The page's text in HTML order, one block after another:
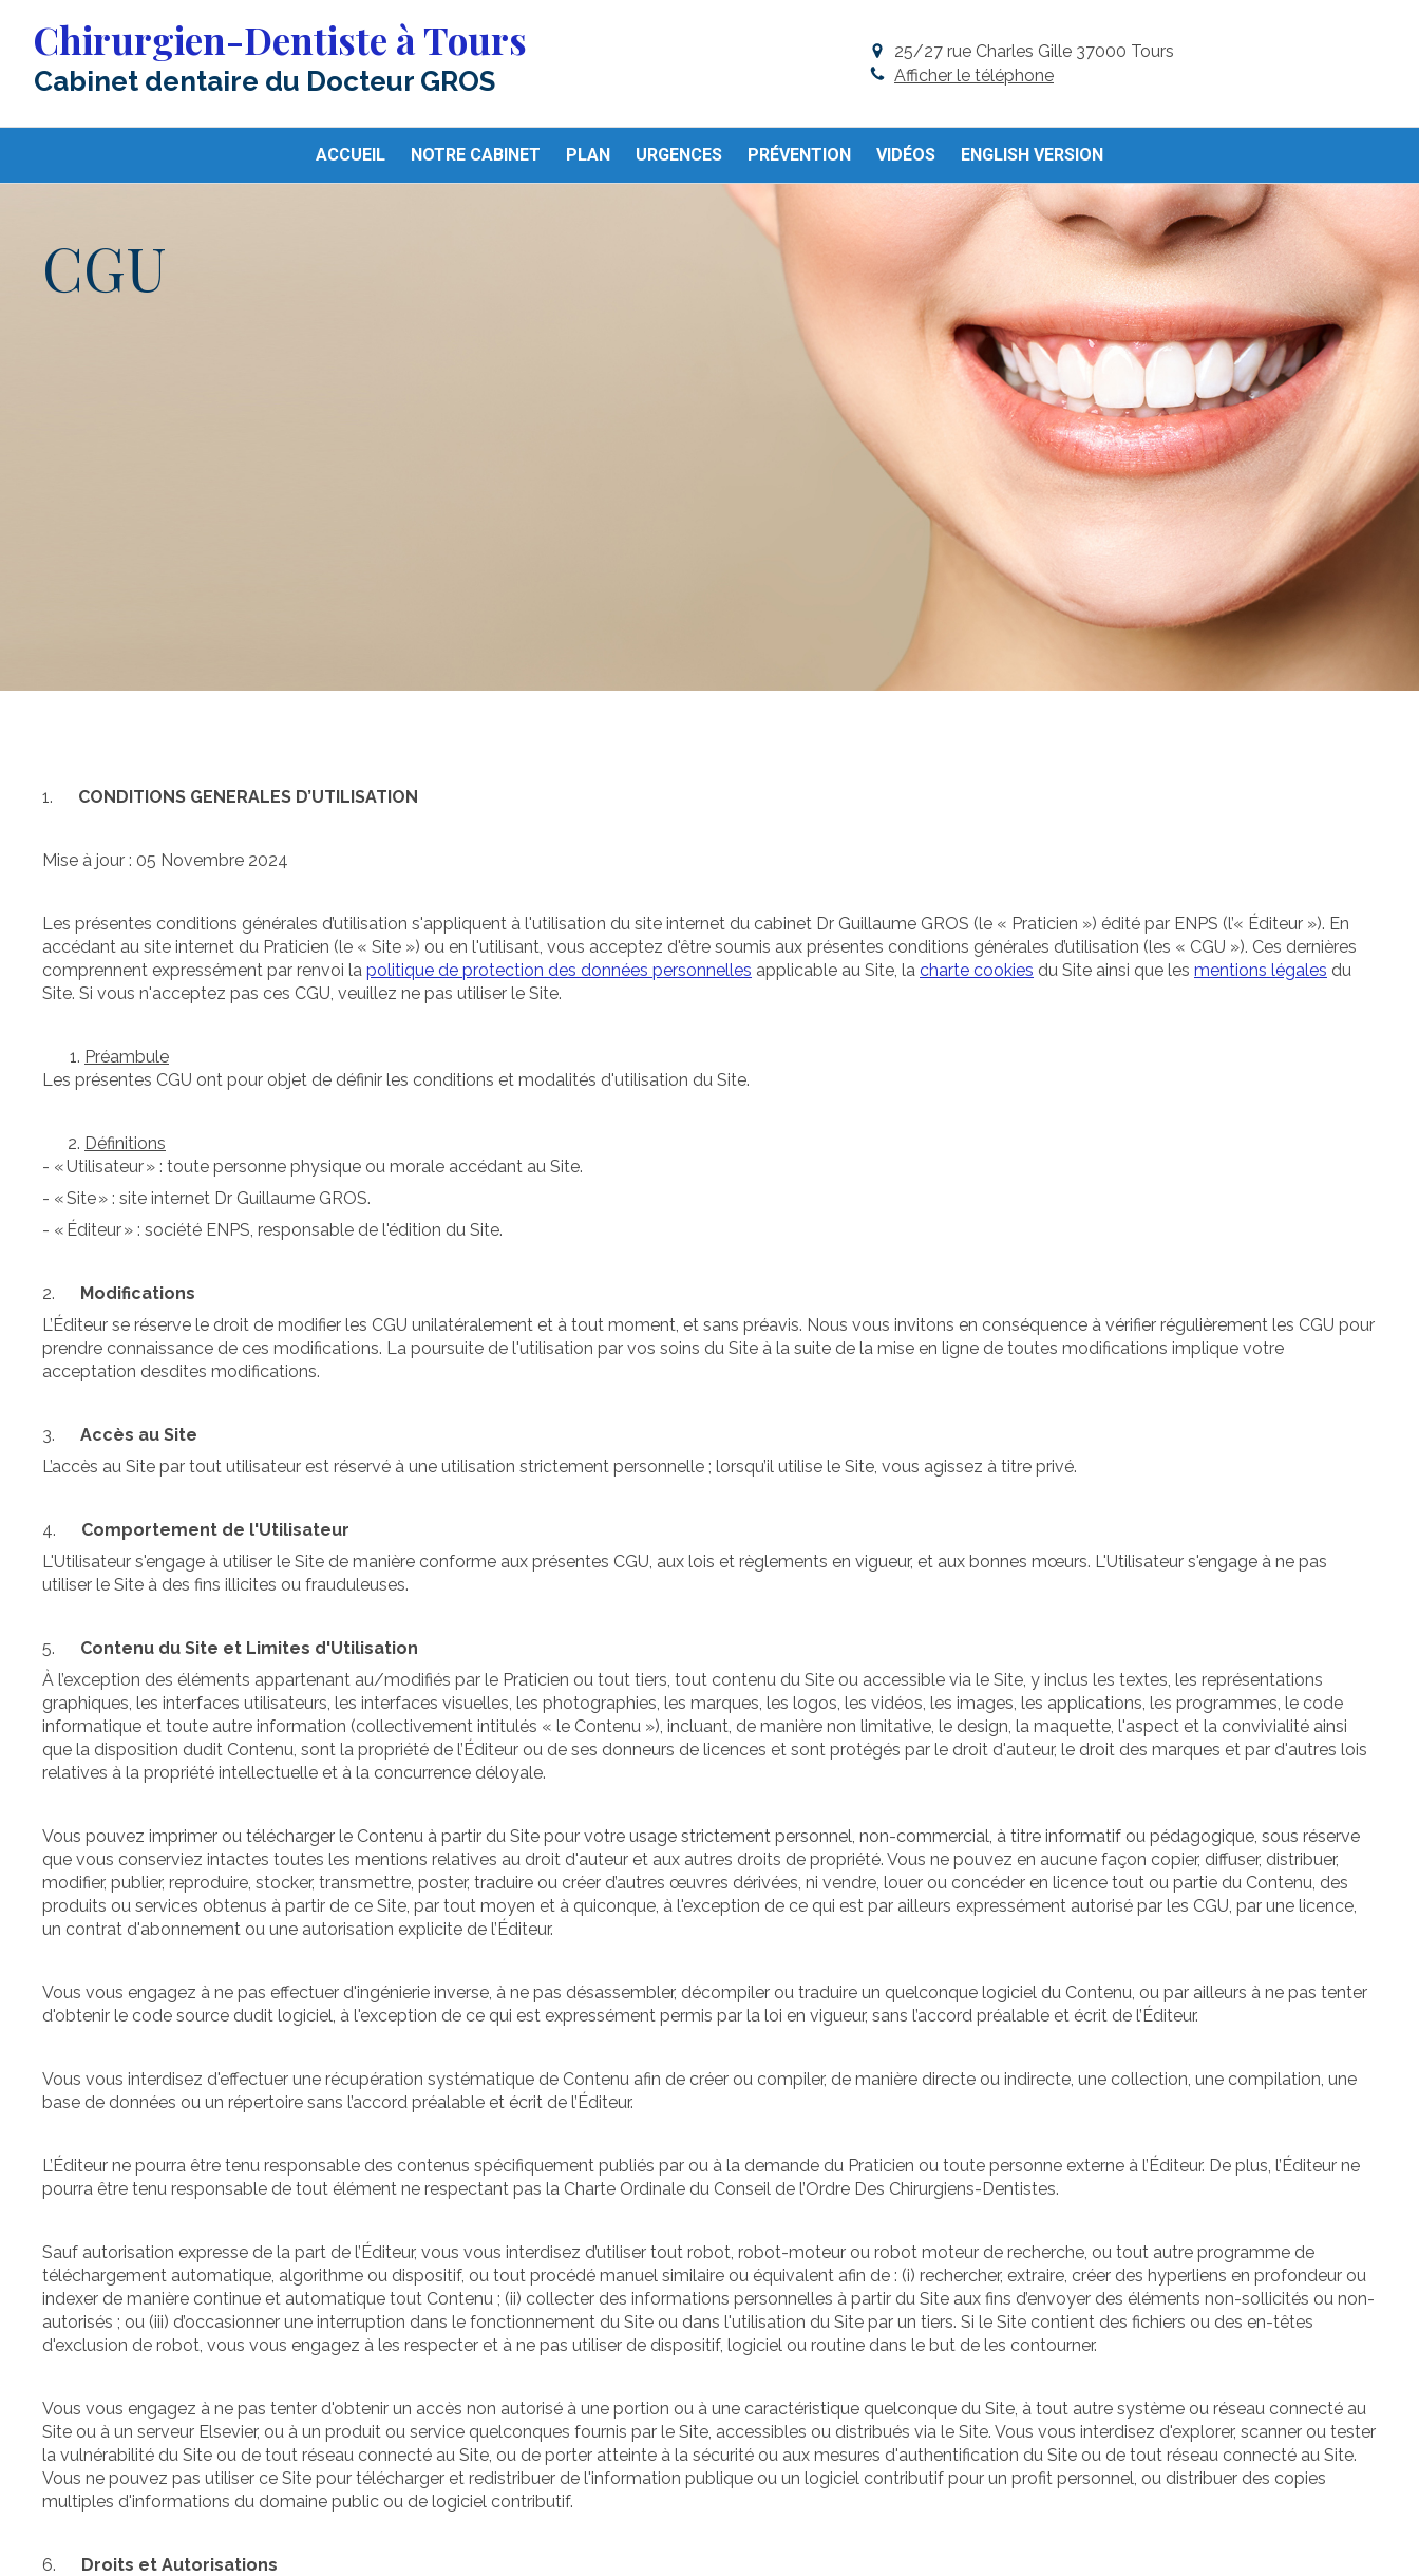
Chirurgien-Dentiste à Tours 25/27 rue Charles Gille 37000 Tours
Afficher le téléphone
Cabinet dentaire du Docteur GROS
ACCUEIL NOTRE CABINET PLAN URGENCES PRÉVENTION VIDÉOS ENGLISH VERSION
CGU
1. CONDITIONS GENERALES D’UTILISATION
Mise à jour : 05 Novembre 2024
Les présentes conditions générales d’utilisation s'appliquent à l'utilisation du site internet du cabinet Dr Guillaume GROS (le « Praticien ») édité par ENPS (l’« Éditeur »). En
accédant au site internet du Praticien (le « Site ») ou en l'utilisant, vous acceptez d'être soumis aux présentes conditions générales d’utilisation (les « CGU »). Ces dernières
comprennent expressément par renvoi la politique de protection des données personnelles applicable au Site, la charte cookies du Site ainsi que les mentions légales du
Site. Si vous n'acceptez pas ces CGU, veuillez ne pas utiliser le Site.
Préambule
Les présentes CGU ont pour objet de définir les conditions et modalités d'utilisation du Site.
Définitions
- « Utilisateur » : toute personne physique ou morale accédant au Site.
- « Site » : site internet Dr Guillaume GROS.
- « Éditeur » : société ENPS, responsable de l'édition du Site.
2. Modifications
L’Éditeur se réserve le droit de modifier les CGU unilatéralement et à tout moment, et sans préavis. Nous vous invitons en conséquence à vérifier régulièrement les CGU pour
prendre connaissance de ces modifications. La poursuite de l'utilisation par vos soins du Site à la suite de la mise en ligne de toutes modifications implique votre
acceptation desdites modifications.
3. Accès au Site
L’accès au Site par tout utilisateur est réservé à une utilisation strictement personnelle ; lorsqu’il utilise le Site, vous agissez à titre privé.
4. Comportement de l'Utilisateur
L'Utilisateur s'engage à utiliser le Site de manière conforme aux présentes CGU, aux lois et règlements en vigueur, et aux bonnes mœurs. L'Utilisateur s'engage à ne pas
utiliser le Site à des fins illicites ou frauduleuses.
5. Contenu du Site et Limites d'Utilisation
À l’exception des éléments appartenant au/modifiés par le Praticien ou tout tiers, tout contenu du Site ou accessible via le Site, y inclus les textes, les représentations
graphiques, les interfaces utilisateurs, les interfaces visuelles, les photographies, les marques, les logos, les vidéos, les images, les applications, les programmes, le code
informatique et toute autre information (collectivement intitulés « le Contenu »), incluant, de manière non limitative, le design, la maquette, l'aspect et la convivialité ainsi
que la disposition dudit Contenu, sont la propriété de l’Éditeur ou de ses donneurs de licences et sont protégés par le droit d'auteur, le droit des marques et par d'autres lois
relatives à la propriété intellectuelle et à la concurrence déloyale.
Vous pouvez imprimer ou télécharger le Contenu à partir du Site pour votre usage strictement personnel, non-commercial, à titre informatif ou pédagogique, sous réserve
que vous conserviez intactes toutes les mentions relatives au droit d'auteur et aux autres droits de propriété. Vous ne pouvez en aucune façon copier, diffuser, distribuer,
modifier, publier, reproduire, stocker, transmettre, poster, traduire ou créer d’autres œuvres dérivées, ni vendre, louer ou concéder en licence tout ou partie du Contenu, des
produits ou services obtenus à partir de ce Site, par tout moyen et à quiconque, à l'exception de ce qui est par ailleurs expressément autorisé par les CGU, par une licence,
un contrat d'abonnement ou une autorisation explicite de l’Éditeur.
Vous vous engagez à ne pas effectuer d'ingénierie inverse, à ne pas désassembler, décompiler ou traduire un quelconque logiciel du Contenu, ou par ailleurs à ne pas tenter
d'obtenir le code source dudit logiciel, à l'exception de ce qui est expressément permis par la loi en vigueur, sans l’accord préalable et écrit de l’Éditeur.
Vous vous interdisez d'effectuer une récupération systématique de Contenu afin de créer ou compiler, de manière directe ou indirecte, une collection, une compilation, une
base de données ou un répertoire sans l’accord préalable et écrit de l’Éditeur.
L’Éditeur ne pourra être tenu responsable des contenus spécifiquement publiés par ou à la demande du Praticien ou toute personne externe à l’Éditeur. De plus, l’Éditeur ne
pourra être tenu responsable de tout élément ne respectant pas la Charte Ordinale du Conseil de l’Ordre Des Chirurgiens-Dentistes.
Sauf autorisation expresse de la part de l’Éditeur, vous vous interdisez d’utiliser tout robot, robot-moteur ou robot moteur de recherche, ou tout autre programme de
téléchargement automatique, algorithme ou dispositif, ou tout procédé manuel similaire ou équivalent afin de : (i) rechercher, extraire, créer des hyperliens en profondeur ou
indexer de manière continue et automatique tout Contenu ; (ii) collecter des informations personnelles à partir du Site aux fins d’envoyer des éléments non-sollicités ou non-
autorisés ; ou (iii) d’occasionner une interruption dans le fonctionnement du Site ou dans l'utilisation du Site par un tiers. Si le Site contient des fichiers ou des en-têtes
d'exclusion de robot, vous vous engagez à les respecter et à ne pas utiliser de dispositif, logiciel ou routine dans le but de les contourner.
Vous vous engagez à ne pas tenter d'obtenir un accès non autorisé à une portion ou à une caractéristique quelconque du Site, à tout autre système ou réseau connecté au
Site ou à un serveur Elsevier, ou à un produit ou service quelconques fournis par le Site, accessibles ou distribués via le Site. Vous vous interdisez d'explorer, scanner ou tester
la vulnérabilité du Site ou de tout réseau connecté au Site, ou de porter atteinte à la sécurité ou aux mesures d'authentification du Site ou de tout réseau connecté au Site.
Vous ne pouvez pas utiliser ce Site pour télécharger et redistribuer de l'information publique ou un logiciel contributif pour un profit personnel, ou distribuer des copies
multiples d'informations du domaine public ou de logiciel contributif.
6. Droits et Autorisations